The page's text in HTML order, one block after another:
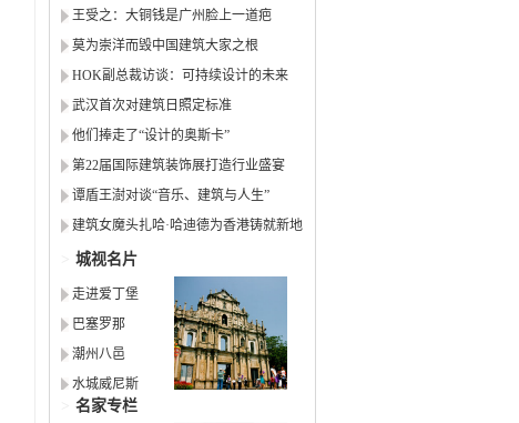
王受之：大铜钱是广州脸上一道疤
莫为崇洋而毁中国建筑大家之根
HOK副总裁访谈：可持续设计的未来
武汉首次对建筑日照定标准
他们捧走了“设计的奥斯卡”
第22届国际建筑装饰展打造行业盛宴
谭盾王澍对谈“音乐、建筑与人生”
建筑女魔头扎哈·哈迪德为香港铸就新地
标
城视名片
走进爱丁堡
巴塞罗那
潮州八邑
水城威尼斯
名家专栏